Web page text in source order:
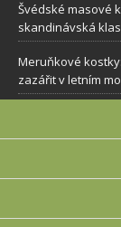
Švédské masové
skandinávská
Meruňkové
zazářit v letním